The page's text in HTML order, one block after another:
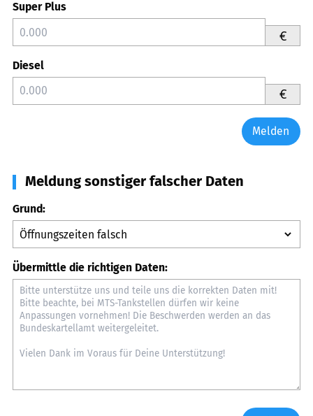
Super Plus
€
Diesel
€
Melden
Meldung sonstiger falscher Daten
Grund:
Übermittle die richtigen Daten: